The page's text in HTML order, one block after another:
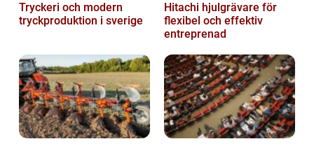
Tryckeri och modern
tryckproduktion i sverige
Hitachi hjulgrävare för
flexibel och effektiv
entreprenad